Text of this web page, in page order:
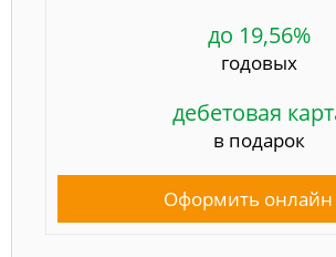
до 19,56%
годовых
дебетовая
в подарок
Оформить онлайн